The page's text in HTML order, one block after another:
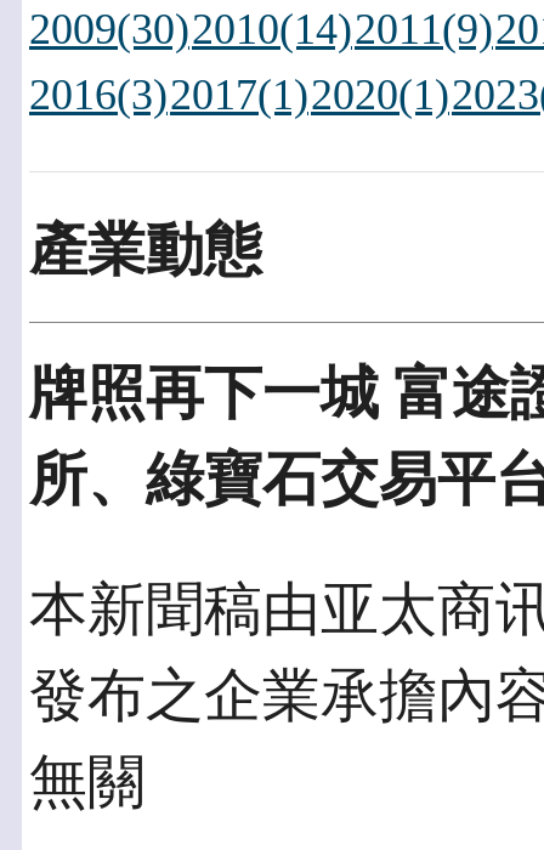
2009(30)2010(14)2011(9)
2016(3)2017(1)2020(1)
產業動態
牌照再下一城 富途
所、綠寶石交易平
本新聞稿由亚太商
發布之企業承擔內
無關